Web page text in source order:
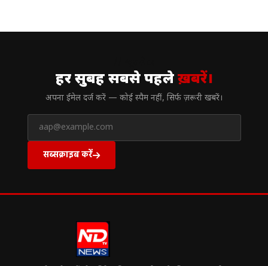
हर सुबह सबसे पहलेख़बरें।
अपना ईमेल दर्ज करें — कोई स्पैम नहीं, सिर्फ ज़रूरी खबरें।
सब्सक्राइब करें